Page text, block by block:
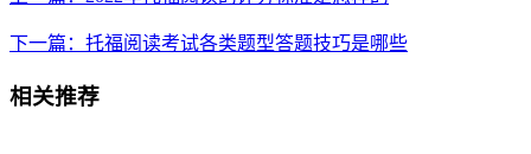
下一篇：托福阅读考试各类题型答题技巧是哪些
相关推荐